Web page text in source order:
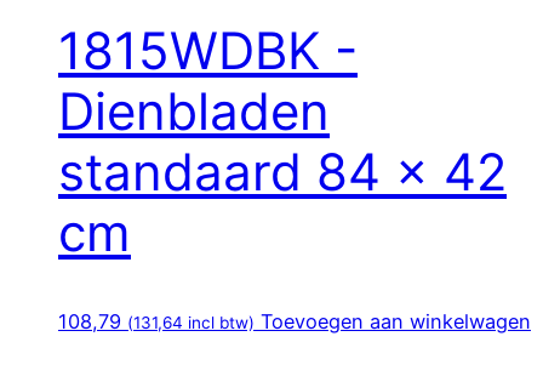
1815WDBK -
Dienbladen
standaard 84 x 42
cm
108,79 (131,64 incl btw) Toevoegen aan winkelwagen